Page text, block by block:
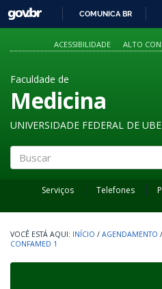
O
GOVBR
COMUNICA BR
ACESSIBILIDADE ALTO
Faculdade de
Medicina
UNIVERSIDADE FEDERAL DE
Serviços Telefones
INÍCIO / AGENDAMENTO /
CONFAMED 1